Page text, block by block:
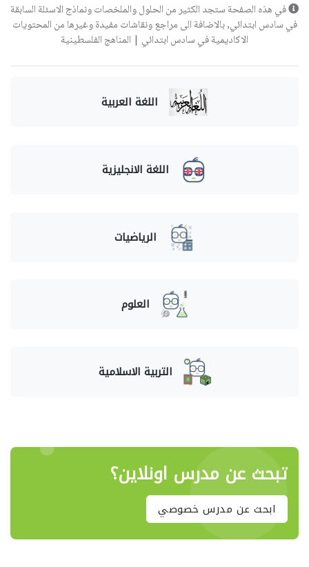
في هذه الصفحة ستجد الكثير من الحلول والملخصات ونماذج الاسئلة السابقة
في سادس ابتدائي, بالاضافة الى مراجع ونقاشات مفيدة وغيرها من المحتويات
الاكاديمية في سادس ابتدائي | المناهج الفلسطينية
اللغة العربية
اللغة الانجليزية
الرياضيات
العلوم
التربية الاسلامية
تبحث عن مدرس اونلاين؟
ابحث عن مدرس خصوصي